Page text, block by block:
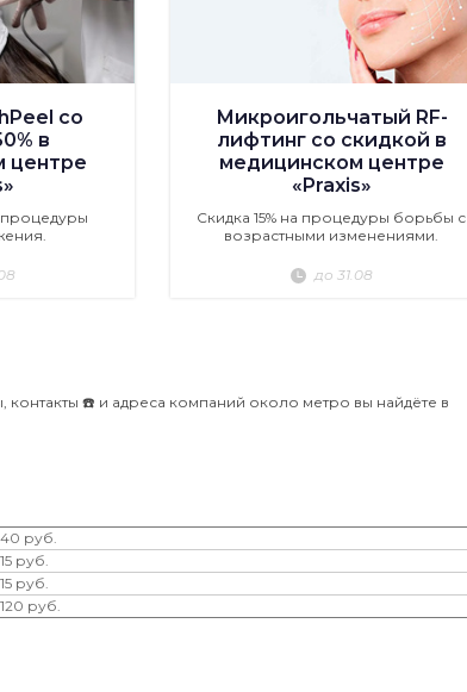
со
в
центре
Микроигольчатый RF-
лифтинг со скидкой в
медицинском центре
«Praxis»
Скидка 15% на процедуры борьбы с
возрастными изменениями.
до 31.08
☎️ и адреса компаний около метро вы найдёте в
40 руб.
руб.
руб.
руб.